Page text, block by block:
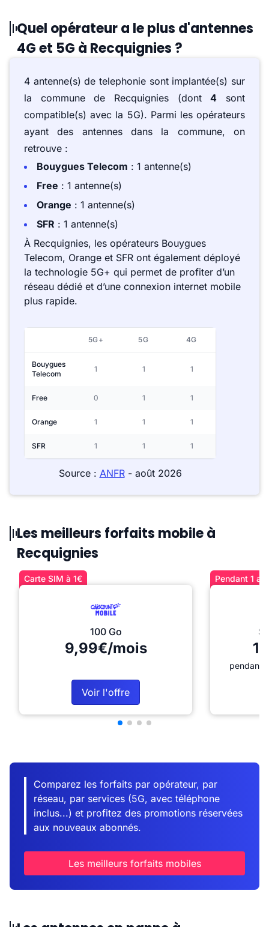
Quel opérateur a le plus d'antennes
4G et 5G à Recquignies ?
4 antenne(s) de telephonie sont implantée(s) sur
la commune de Recquignies (dont4 sont
compatible(s) avec la 5G). Parmi les opérateurs
ayant des antennes dans la commune, on
retrouve :
Bouygues Telecom : 1 antenne(s)
Free : 1 antenne(s)
Orange : 1 antenne(s)
SFR : 1 antenne(s)
À Recquignies, les opérateurs Bouygues
Telecom, Orange et SFR ont également déployé
la technologie 5G+ qui permet de profiter d’un
réseau dédié et d’une connexion internet mobile
plus rapide.
5G+ 5G 4G
Bouygues
Telecom
1 1 1
Free 0 1 1
Orange 1 1 1
SFR 1 1 1
Source : ANFR- août 2026
Les meilleurs forfaits mobile à
Recquignies
Carte SIM à 1€
100 Go
9,99€/mois
Voir l'offre
Pendant 1
pendant
Comparez les forfaits par opérateur, par
réseau, par services (5G, avec téléphone
inclus...) et profitez des promotions réservées
aux nouveaux abonnés.
Les meilleurs forfaits mobiles